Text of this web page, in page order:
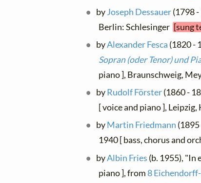
byJoseph Dessauer(1798
Berlin: Schlesinger [sung
byAlexander Fesca (1820 -
Sopran (oder Tenor) und
piano ], Braunschweig,
byRudolf Förster(1860 -
[ voice and piano ], Leipzig,
byMartin Friedmann
1940 [ bass, chorus and
byAlbin Fries (b. 1955), "In
piano ], from 8